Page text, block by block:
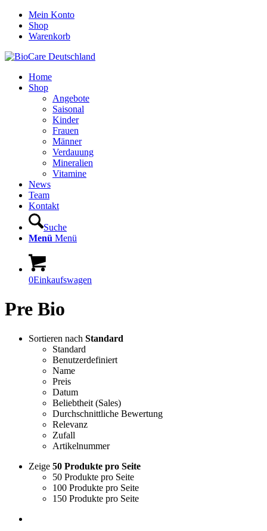
Mein Konto
Shop
Warenkorb
Home
Shop
Angebote
Saisonal
Kinder
Frauen
Männer
Verdauung
Mineralien
Vitamine
News
Team
Kontakt
Suche
Menü Menü
0Einkaufswagen
Pre Bio
Sortieren nach Standard
Standard
Benutzerdefiniert
Name
Preis
Datum
Beliebtheit (Sales)
Durchschnittliche Bewertung
Relevanz
Zufall
Artikelnummer
Zeige 50 Produkte pro Seite
50 Produkte pro Seite
100 Produkte pro Seite
150 Produkte pro Seite